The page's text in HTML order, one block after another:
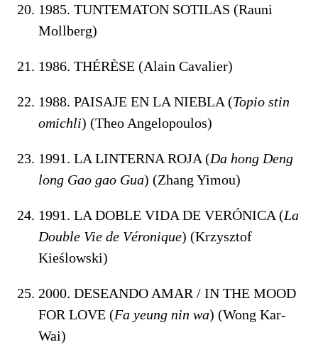
1985. TUNTEMATON SOTILAS (Rauni
Mollberg)
1986. THÉRÈSE (Alain Cavalier)
1988. PAISAJE EN LA NIEBLA (Topio stin
omichli) (Theo Angelopoulos)
1991. LA LINTERNA ROJA (Da hong Deng
long Gao gao Gua) (Zhang Yimou)
1991. LA DOBLE VIDA DE VERÓNICA (La
Double Vie de Véronique) (Krzysztof
Kieślowski)
2000. DESEANDO AMAR / IN THE MOOD
FOR LOVE (Fa yeung nin wa) (Wong Kar-
Wai)